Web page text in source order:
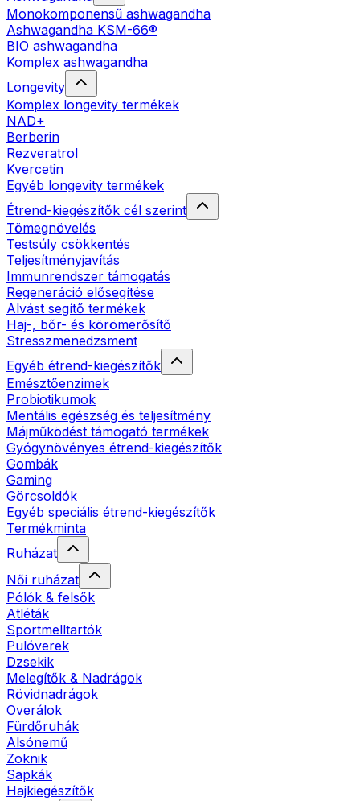
Monokomponensű ashwagandha
Ashwagandha KSM-66®
BIO ashwagandha
Komplex ashwagandha
Longevity
Komplex longevity termékek
NAD+
Berberin
Rezveratrol
Kvercetin
Egyéb longevity termékek
Étrend-kiegészítők cél szerint
Tömegnövelés
Testsúly csökkentés
Teljesítményjavítás
Immunrendszer támogatás
Regeneráció elősegítése
Alvást segítő termékek
Haj-, bőr- és körömerősítő
Stresszmenedzsment
Egyéb étrend-kiegészítők
Emésztőenzimek
Probiotikumok
Mentális egészség és teljesítmény
Májműködést támogató termékek
Gyógynövényes étrend-kiegészítők
Gombák
Gaming
Görcsoldók
Egyéb speciális étrend-kiegészítők
Termékminta
Ruházat
Női ruházat
Pólók & felsők
Atléták
Sportmelltartók
Pulóverek
Dzsekik
Melegítők & Nadrágok
Rövidnadrágok
Overálok
Fürdőruhák
Alsónemű
Zoknik
Sapkák
Hajkiegészítők